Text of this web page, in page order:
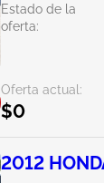
Estado de la
oferta:
Oferta actual:
$0
2012